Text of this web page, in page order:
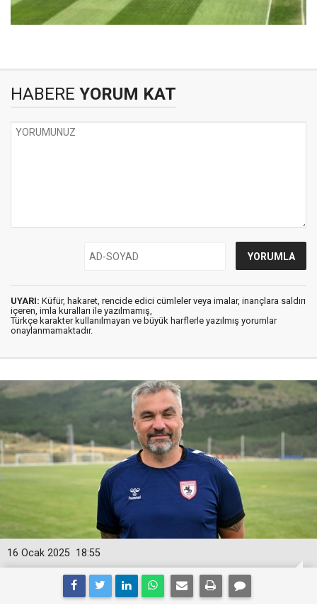
HABERE YORUM KAT
UYARI: Küfür, hakaret, rencide edici cümleler veya imalar, inançlara saldırı
içeren, imla kuralları ile yazılmamış,
Türkçe karakter kullanılmayan ve büyük harflerle yazılmış yorumlar
onaylanmamaktadır.
18:55
16 Ocak 2025